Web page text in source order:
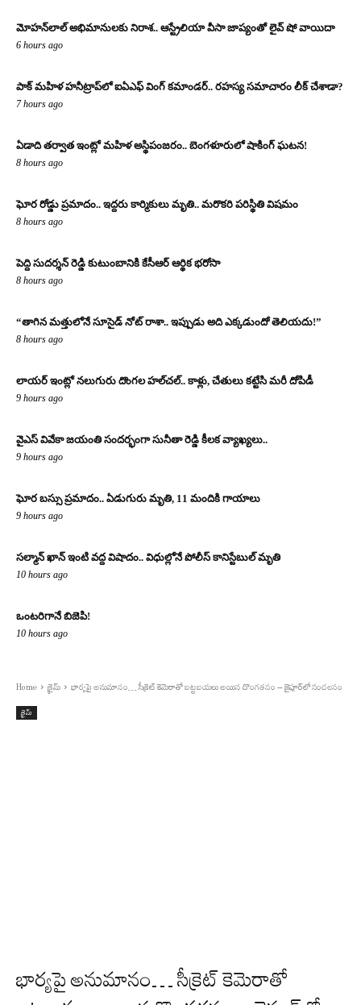
మోహన్‌లాల్ అభిమానులకు నిరాశ.. ఆస్ట్రేలియా వీసా జాప్యంతో లైవ్ షో వాయిదా
6 hours ago
పాక్ మహిళ హనీట్రాప్‌లో ఐఏఎఫ్ వింగ్ కమాండర్.. రహస్య సమాచారం లీక్ చేశాడా?
7 hours ago
ఏడాది తర్వాత ఇంట్లో మహిళ అస్థిపంజరం.. బెంగళూరులో షాకింగ్ ఘటన!
8 hours ago
ఘోర రోడ్డు ప్రమాదం.. ఇద్దరు కార్మికులు మృతి.. మరొకరి పరిస్థితి విషమం
8 hours ago
పెద్ది సుదర్శన్ రెడ్డి కుటుంబానికి కేసీఆర్ ఆర్థిక భరోసా
8 hours ago
“తాగిన మత్తులోనే సూసైడ్ నోట్ రాశా.. ఇప్పుడు అది ఎక్కడుందో తెలియదు!”
8 hours ago
లాయర్ ఇంట్లో నలుగురు దొంగల హల్‌చల్.. కాళ్లు, చేతులు కట్టేసి మరీ దోపిడీ
9 hours ago
వైఎస్ వివేకా జయంతి సందర్భంగా సునీతా రెడ్డి కీలక వ్యాఖ్యలు..
9 hours ago
ఘోర బస్సు ప్రమాదం.. ఏడుగురు మృతి, 11 మందికి గాయాలు
9 hours ago
సల్మాన్ ఖాన్ ఇంటి వద్ద విషాదం.. విధుల్లోనే పోలీస్ కానిస్టేబుల్ మృతి
10 hours ago
ఒంటరిగానే బిజెపి!
10 hours ago